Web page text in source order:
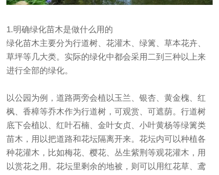
1.明确绿化苗木是做什么用的
绿化苗木主要分为行道树、花灌木、绿篱、草本花卉、
草坪等几大类。实际的绿化中都会采用二到三种以上来
进行全部的绿化。
以公园为例，道路两旁会植以玉兰、银杏、黄金槐、红
枫、香樟等乔木作为行道树，可观赏、可遮荫。行道树
底下会植以、红叶石楠、金叶女贞、小叶黄杨等绿篱类
苗木，用以把道路和花坛隔离开来。花坛内可以种植各
种花灌木，比如梅花、樱花、丛生紫荆等观花灌木，用
以赏花之用。花坛里剩余的地被，则可以用红花草、鸢